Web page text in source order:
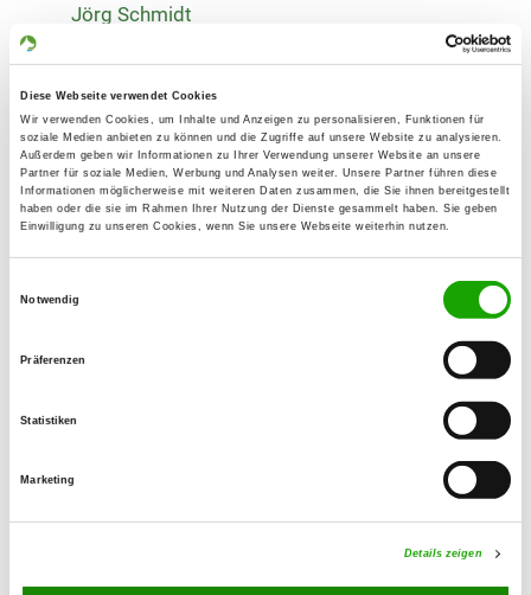
Diese Webseite verwendet Cookies
Wir verwenden Cookies, um Inhalte und Anzeigen zu personalisieren, Funktionen für
soziale Medien anbieten zu können und die Zugriffe auf unsere Website zu analysieren.
Außerdem geben wir Informationen zu Ihrer Verwendung unserer Website an unsere
Partner für soziale Medien, Werbung und Analysen weiter. Unsere Partner führen diese
Informationen möglicherweise mit weiteren Daten zusammen, die Sie ihnen bereitgestellt
haben oder die sie im Rahmen Ihrer Nutzung der Dienste gesammelt haben. Sie geben
Einwilligung zu unseren Cookies, wenn Sie unsere Webseite weiterhin nutzen.
Notwendig
Präferenzen
Statistiken
Marketing
Details zeigen
Jörg Schmidt
63110 Rodgau
Übungsplatz:
Neckarstraße, Ecke Hörnergraben
63110 Nieder-Roden
Numero di telefono:
06106 649398
E-Mail:
IPO